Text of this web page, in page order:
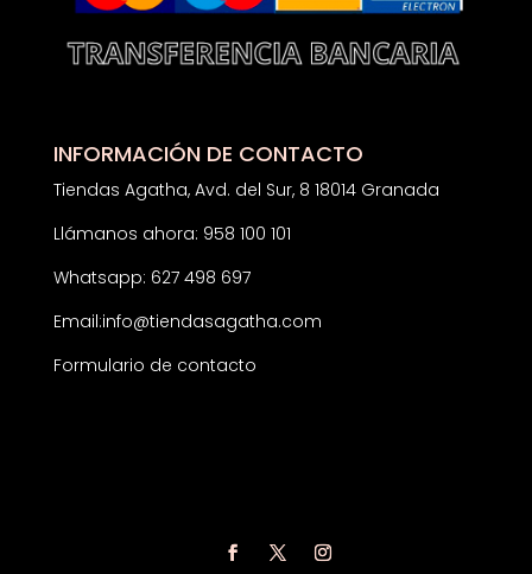
INFORMACIÓN DE CONTACTO
Tiendas Agatha, Avd. del Sur, 8 18014 Granada
Llámanos ahora: 958 100 101
Whatsapp: 627 498 697
Email:info@tiendasagatha.com
Formulario de contacto